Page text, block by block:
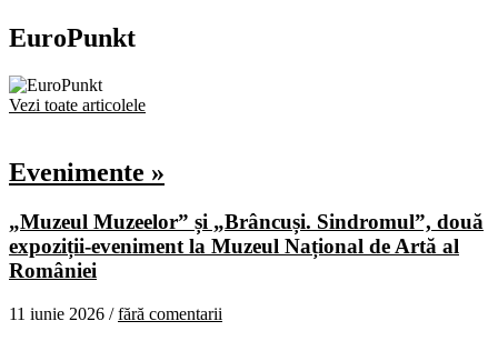
EuroPunkt
Vezi toate articolele
Evenimente »
„Muzeul Muzeelor” și „Brâncuși. Sindromul”, două
expoziții-eveniment la Muzeul Național de Artă al
României
11 iunie 2026 /fără comentarii